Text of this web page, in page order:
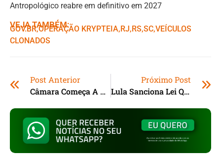
Antropológico reabre em definitivo em 2027
VEJA TAMBÉM:
GOV.BR,ㅤOPERAÇÃO KRYPTEIA,ㅤRJ,ㅤRS,ㅤSC,ㅤVEÍCULOS
CLONADOS
Post Anterior
Câmara Começa A Discutir Isenção Do Imposto De Renda Para Quem Ganha Até R$ 5 Mil
Próximo Post
Lula Sanciona Lei Que Obriga Cirurgia De Lábio Leporino No SUS